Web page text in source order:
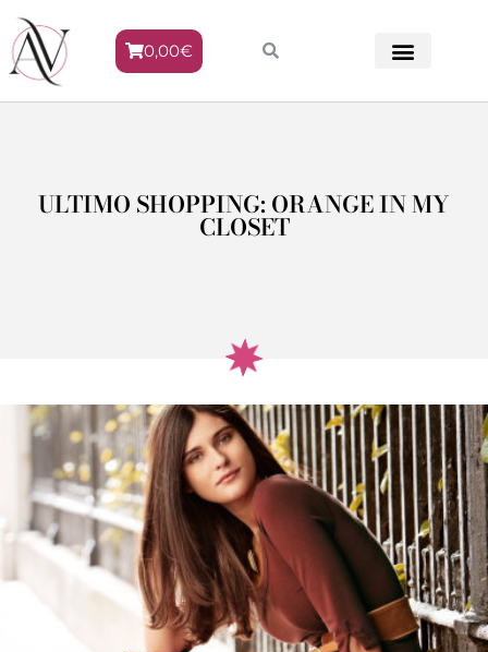
0,00€
ULTIMO SHOPPING: ORANGE IN MY
CLOSET